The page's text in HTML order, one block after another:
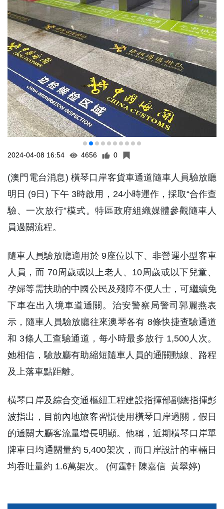
2024-04-08 16:54 4656 0
(澳門電台消息) 橫琴口岸客貨車通道隨車人員驗放廳
明日 (9日) 下午 3時啟用，24小時運作，採取“合作查
驗、一次放行”模式。特區政府組織媒體參觀隨車人
員過關流程。
隨車人員驗放廳適用於 9座位以下、非營運小型客車
人員，而 70周歲或以上老人、10周歲或以下兒童、
孕婦等需扶助的中國公民及殘障不便人士，可繼續免
下車在出入境車道通關。治安警察局警司郭麗燕表
示，隨車人員驗放廳往來澳琴各有 8條快捷查驗通道
和 3條人工查驗通道，每小時最多放行 1,500人次。
她相信，驗放廳有助縮短隨車人員的通關動線、路程
及上落車點距離。
橫琴口岸及綜合交通樞紐工程建設指揮部副總指揮彭
波指出，目前內地旅客習慣使用橫琴口岸過關，假日
的通關大廳客流量增長明顯。他稱，近期橫琴口岸單
牌車日均通關量約 5,400架次，而口岸設計的車輛日
均吞吐量約 1.6萬架次。 (何霆軒 陳嘉信 黃翠婷)